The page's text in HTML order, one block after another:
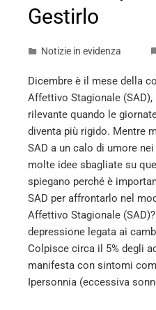
Gestirlo
Notizie in evidenza
Dicembre è il mese della
Affettivo Stagionale
rilevante quando le
diventa più rigido. Mentre
SAD a un calo di umore
molte idee sbagliate su
spiegano perché è
SAD per affrontarlo nel
Affettivo Stagionale
depressione legata ai
Colpisce circa il 5% degli
manifesta con sintomi
Ipersonnia (eccessiva